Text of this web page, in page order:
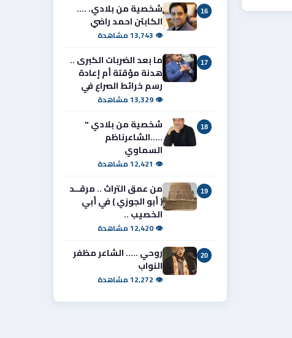
16
شخصية من بلادي. ....
الكابتن احمد راضي
👁 13,743 مشاهدة
17
ما بعد الضربات الكبرى ..
هدنة مؤقتة أم إعادة
رسم خرائط الصراع في
👁 13,329 مشاهدة
18
شخصية من بلادي "
.....الشاعرناظم
السماوي
👁 12,421 مشاهدة
19
من عمق التراث .. مرقــد
( أبو الجوزي ) في أبي
الخصيب ..
👁 12,420 مشاهدة
20
روحي ..... الشاعر مظفر
النواب
👁 12,272 مشاهدة